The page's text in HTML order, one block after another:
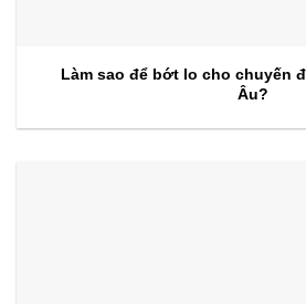
Làm sao để bớt lo cho chuyến
Âu?